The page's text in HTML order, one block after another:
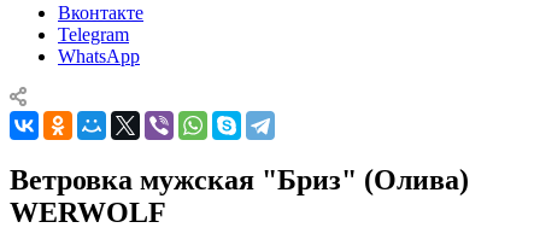
Вконтакте
Telegram
WhatsApp
Ветровка мужская "Бриз" (Олива)
WERWOLF